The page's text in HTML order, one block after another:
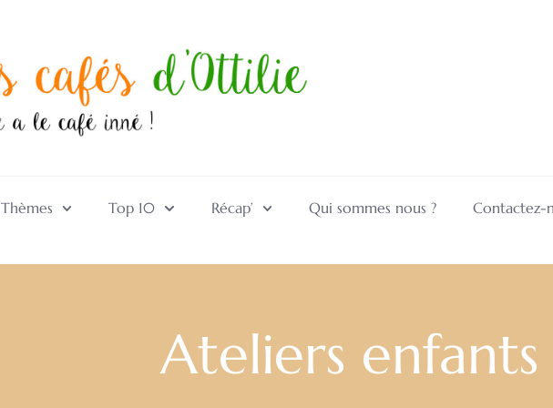
Thèmes Top 10 Récap’ Qui sommes nous ? Contactez-
Ateliers enfants